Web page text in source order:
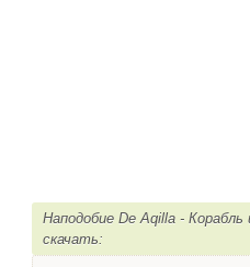
Наподобие De Aqilla -
скачать: